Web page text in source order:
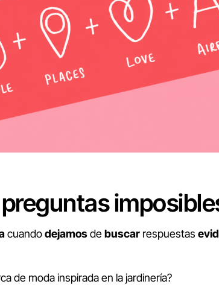
cuandodejamosdebuscar respuestas
de moda inspirada en la jardinería?